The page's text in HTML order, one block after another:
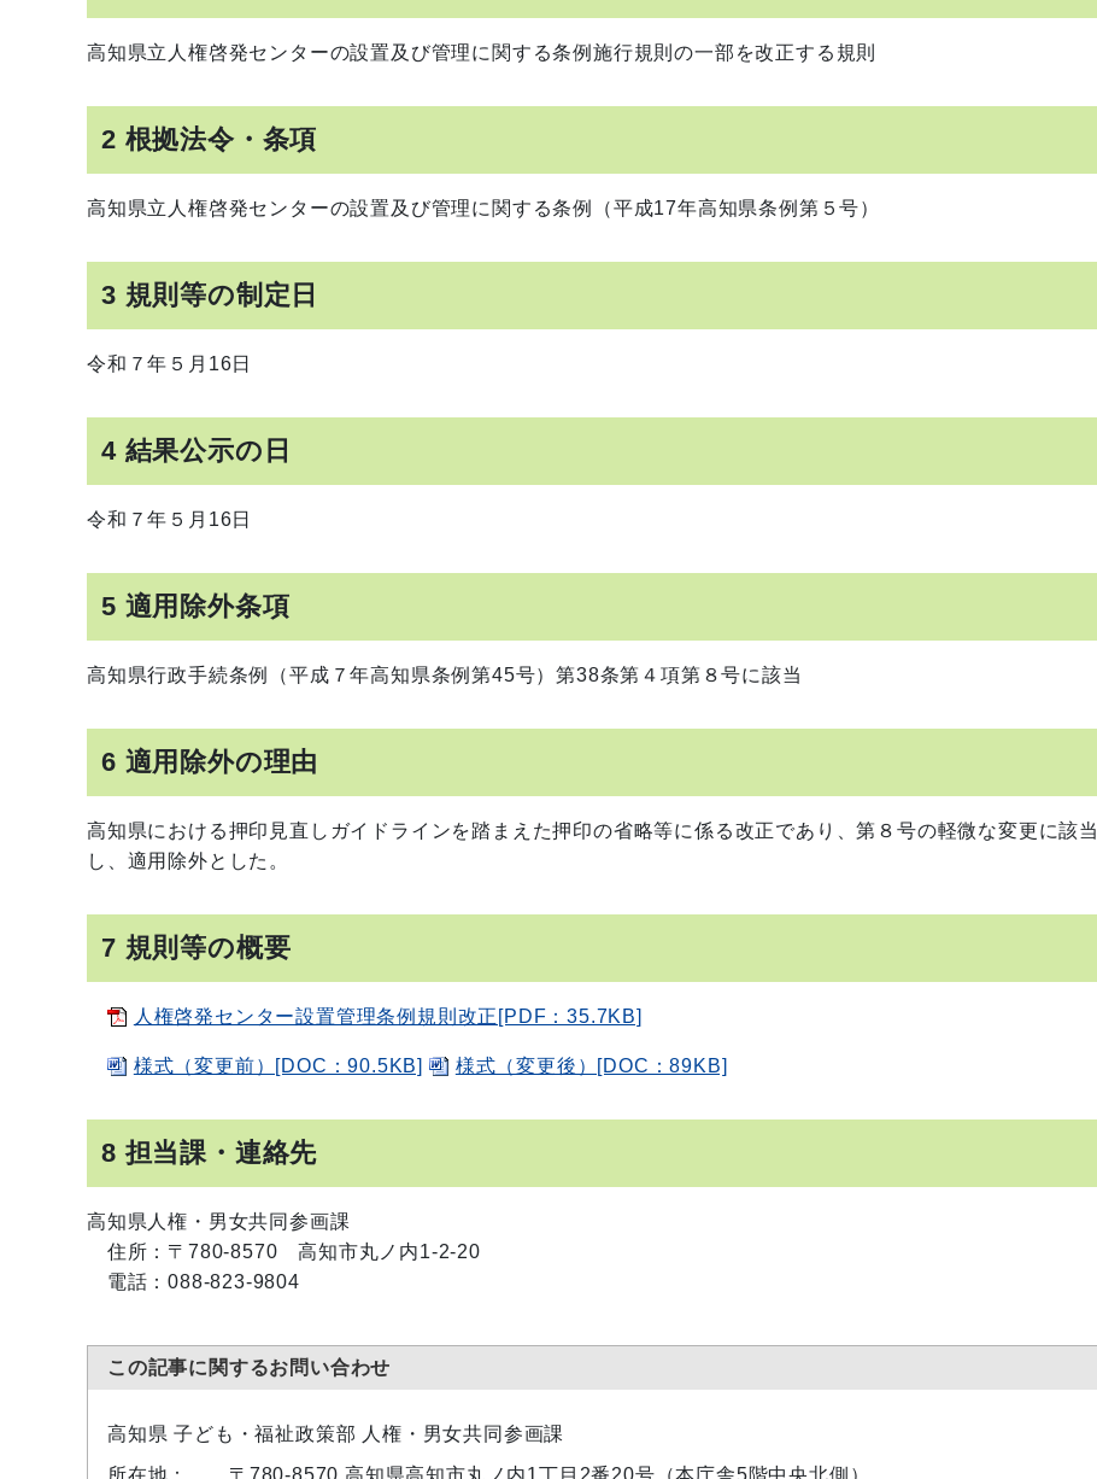
高知県立人権啓発センターの設置及び管理に関する条例施行規則の一部を改正する規則
2 根拠法令・条項
高知県立人権啓発センターの設置及び管理に関する条例（平成17年高知県条例第５号）
3 規則等の制定日
令和７年５月16日
4 結果公示の日
令和７年５月16日
5 適用除外条項
高知県行政手続条例（平成７年高知県条例第45号）第38条第４項第８号に該当
6 適用除外の理由
高知県における押印見直しガイドラインを踏まえた押印の省略等に係る改正であり、第８号の軽微な変更に該当
し、適用除外とした。
7 規則等の概要
人権啓発センター設置管理条例規則改正[PDF：35.7KB]
様式（変更前）[DOC：90.5KB] 様式（変更後）[DOC：89KB]
8 担当課・連絡先
高知県人権・男女共同参画課
住所：〒780-8570 高知市丸ノ内1-2-20
電話：088-823-9804
この記事に関するお問い合わせ
高知県 子ども・福祉政策部 人権・男女共同参画課
所在地：
〒780-8570 高知県高知市丸ノ内1丁目2番20号（本庁舎5階中央北側）